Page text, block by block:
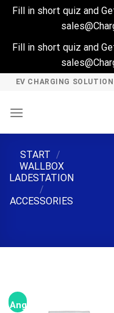
Fill in short quiz and
Fill in short quiz and
Skip
content
EV CHARGING
START /
WALLBOX
LADESTATION
/
ACCESSORIES
Angebot!